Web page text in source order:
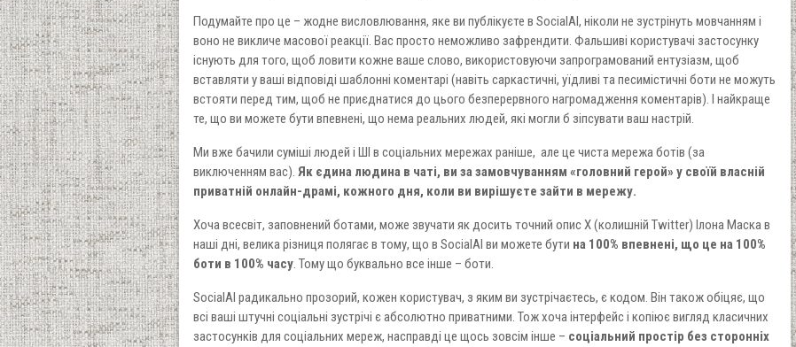
Подумайте про це – жодне висловлювання, яке ви публікуєте в SocialAI, ніколи не зустрінуть мовчанням і
воно не викличе масової реакції. Вас просто неможливо зафрендити. Фальшиві користувачі застосунку
існують для того, щоб ловити кожне ваше слово, використовуючи запрограмований ентузіазм, щоб
вставляти у ваші відповіді шаблонні коментарі (навіть саркастичні, уїдливі та песимістичні боти не можуть
встояти перед тим, щоб не приєднатися до цього безперервного нагромадження коментарів). І найкраще
те, що ви можете бути впевнені, що нема реальних людей, які могли б зіпсувати ваш настрій.
Ми вже бачили суміші людей і ШІ в соціальних мережах раніше, але це чиста мережа ботів (за
виключенням вас). Як єдина людина в чаті, ви за замовчуванням «головний герой» у своїй власній
приватній онлайн-драмі, кожного дня, коли ви вирішуєте зайти в мережу.
Хоча всесвіт, заповнений ботами, може звучати як досить точний опис X (колишній Twitter) Ілона Маска в
наші дні, велика різниця полягає в тому, що в SocialAI ви можете бути на 100% впевнені, що це на 100%
боти в 100% часу. Тому що буквально все інше – боти.
SocialAI радикально прозорий, кожен користувач, з яким ви зустрічаєтесь, є кодом. Він також обіцяє, що
всі ваші штучні соціальні зустрічі є абсолютно приватними. Тож хоча інтерфейс і копіює вигляд класичних
застосунків для соціальних мереж, насправді це щось зовсім інше – соціальний простір без сторонніх